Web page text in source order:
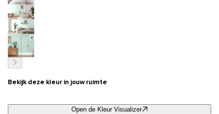
Bekijk deze kleur in jouw ruimte
Open de Kleur Visualizer